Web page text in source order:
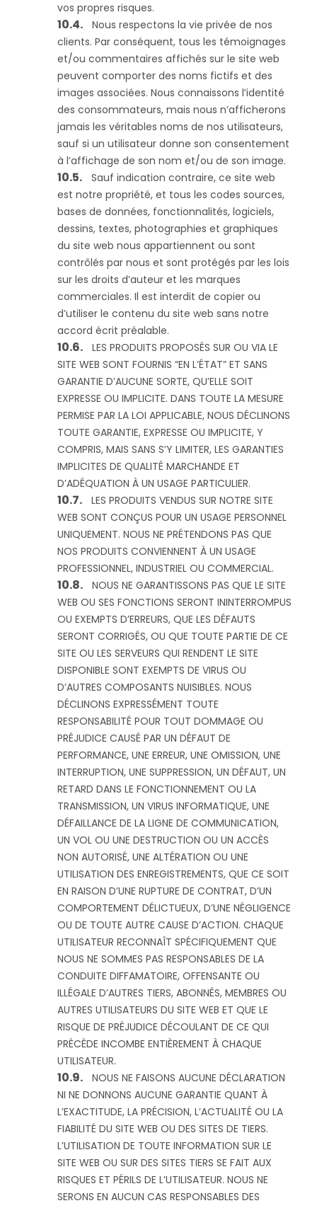
vos propres risques.
Nous respectons la vie privée de nos
clients. Par conséquent, tous les témoignages
et/ou commentaires affichés sur le site web
peuvent comporter des noms fictifs et des
images associées. Nous connaissons l’identité
des consommateurs, mais nous n’afficherons
jamais les véritables noms de nos utilisateurs,
sauf si un utilisateur donne son consentement
à l’affichage de son nom et/ou de son image.
Sauf indication contraire, ce site web
est notre propriété, et tous les codes sources,
bases de données, fonctionnalités, logiciels,
dessins, textes, photographies et graphiques
du site web nous appartiennent ou sont
contrôlés par nous et sont protégés par les lois
sur les droits d’auteur et les marques
commerciales. Il est interdit de copier ou
d’utiliser le contenu du site web sans notre
accord écrit préalable.
LES PRODUITS PROPOSÉS SUR OU VIA LE
SITE WEB SONT FOURNIS “EN L’ÉTAT” ET SANS
GARANTIE D’AUCUNE SORTE, QU’ELLE SOIT
EXPRESSE OU IMPLICITE. DANS TOUTE LA MESURE
PERMISE PAR LA LOI APPLICABLE, NOUS DÉCLINONS
TOUTE GARANTIE, EXPRESSE OU IMPLICITE, Y
COMPRIS, MAIS SANS S’Y LIMITER, LES GARANTIES
IMPLICITES DE QUALITÉ MARCHANDE ET
D’ADÉQUATION À UN USAGE PARTICULIER.
LES PRODUITS VENDUS SUR NOTRE SITE
WEB SONT CONÇUS POUR UN USAGE PERSONNEL
UNIQUEMENT. NOUS NE PRÉTENDONS PAS QUE
NOS PRODUITS CONVIENNENT À UN USAGE
PROFESSIONNEL, INDUSTRIEL OU COMMERCIAL.
NOUS NE GARANTISSONS PAS QUE LE SITE
WEB OU SES FONCTIONS SERONT ININTERROMPUS
OU EXEMPTS D’ERREURS, QUE LES DÉFAUTS
SERONT CORRIGÉS, OU QUE TOUTE PARTIE DE CE
SITE OU LES SERVEURS QUI RENDENT LE SITE
DISPONIBLE SONT EXEMPTS DE VIRUS OU
D’AUTRES COMPOSANTS NUISIBLES. NOUS
DÉCLINONS EXPRESSÉMENT TOUTE
RESPONSABILITÉ POUR TOUT DOMMAGE OU
PRÉJUDICE CAUSÉ PAR UN DÉFAUT DE
PERFORMANCE, UNE ERREUR, UNE OMISSION, UNE
INTERRUPTION, UNE SUPPRESSION, UN DÉFAUT, UN
RETARD DANS LE FONCTIONNEMENT OU LA
TRANSMISSION, UN VIRUS INFORMATIQUE, UNE
DÉFAILLANCE DE LA LIGNE DE COMMUNICATION,
UN VOL OU UNE DESTRUCTION OU UN ACCÈS
NON AUTORISÉ, UNE ALTÉRATION OU UNE
UTILISATION DES ENREGISTREMENTS, QUE CE SOIT
EN RAISON D’UNE RUPTURE DE CONTRAT, D’UN
COMPORTEMENT DÉLICTUEUX, D’UNE NÉGLIGENCE
OU DE TOUTE AUTRE CAUSE D’ACTION. CHAQUE
UTILISATEUR RECONNAÎT SPÉCIFIQUEMENT QUE
NOUS NE SOMMES PAS RESPONSABLES DE LA
CONDUITE DIFFAMATOIRE, OFFENSANTE OU
ILLÉGALE D’AUTRES TIERS, ABONNÉS, MEMBRES OU
AUTRES UTILISATEURS DU SITE WEB ET QUE LE
RISQUE DE PRÉJUDICE DÉCOULANT DE CE QUI
PRÉCÈDE INCOMBE ENTIÈREMENT À CHAQUE
UTILISATEUR.
NOUS NE FAISONS AUCUNE DÉCLARATION
NI NE DONNONS AUCUNE GARANTIE QUANT À
L’EXACTITUDE, LA PRÉCISION, L’ACTUALITÉ OU LA
FIABILITÉ DU SITE WEB OU DES SITES DE TIERS.
L’UTILISATION DE TOUTE INFORMATION SUR LE
SITE WEB OU SUR DES SITES TIERS SE FAIT AUX
RISQUES ET PÉRILS DE L’UTILISATEUR. NOUS NE
SERONS EN AUCUN CAS RESPONSABLES DES